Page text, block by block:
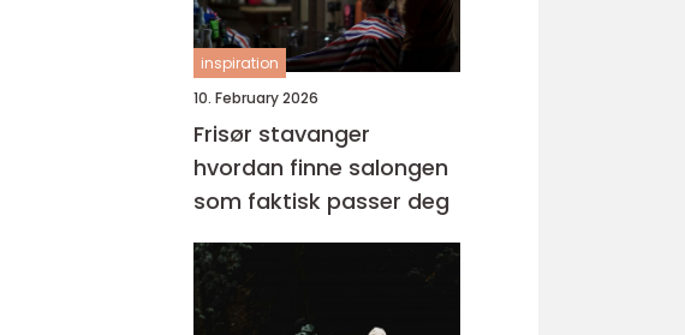
inspiration
10. February 2026
Frisør stavanger
hvordan finne salongen
som faktisk passer deg